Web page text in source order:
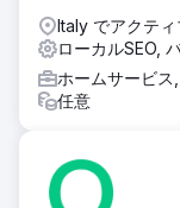
Italy でアクティ
ローカルSEO,
ホームサービス
任意